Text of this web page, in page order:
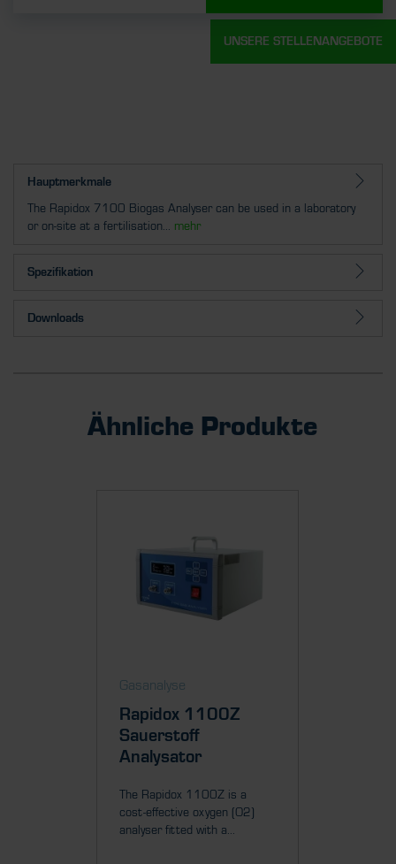
Hauptmerkmale
The Rapidox 7100 Biogas Analyser can be used in a laboratory
or on-site at a fertilisation... mehr
Spezifikation
Downloads
Ähnliche Produkte
Gasanalyse
Rapidox 1100Z
Sauerstoff
Analysator
The Rapidox 1100Z is a
cost-effective oxygen (O2)
analyser fitted with a...
UNSERE STELLENANGEBOTE